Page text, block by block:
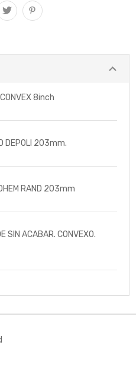
8inch
DEPOLI 203mm.
RAND 203mm
SIN ACABAR. CONVEXO.